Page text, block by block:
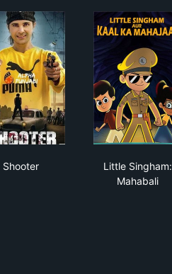
Shooter
Little Singham:
Mahabali